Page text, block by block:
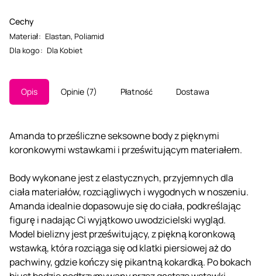
Cechy
Materiał: Elastan, Poliamid
Dla kogo: Dla Kobiet
Opis Opinie 7 Płatność Dostawa
Amanda to prześliczne seksowne body z pięknymi
koronkowymi wstawkami i prześwitującym materiałem.
Body wykonane jest z elastycznych, przyjemnych dla
ciała materiałów, rozciągliwych i wygodnych w noszeniu.
Amanda idealnie dopasowuje się do ciała, podkreślając
figurę i nadając Ci wyjątkowo uwodzicielski wygląd.
Model bielizny jest prześwitujący, z piękną koronkową
wstawką, która rozciąga się od klatki piersiowej aż do
pachwiny, gdzie kończy się pikantną kokardką. Po bokach